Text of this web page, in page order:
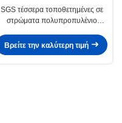
SGS τέσσερα τοποθετημένες σε
στρώματα πολυπροπυλένιο
Virgin επιτροπής
Βρείτε την καλύτερη τιμή